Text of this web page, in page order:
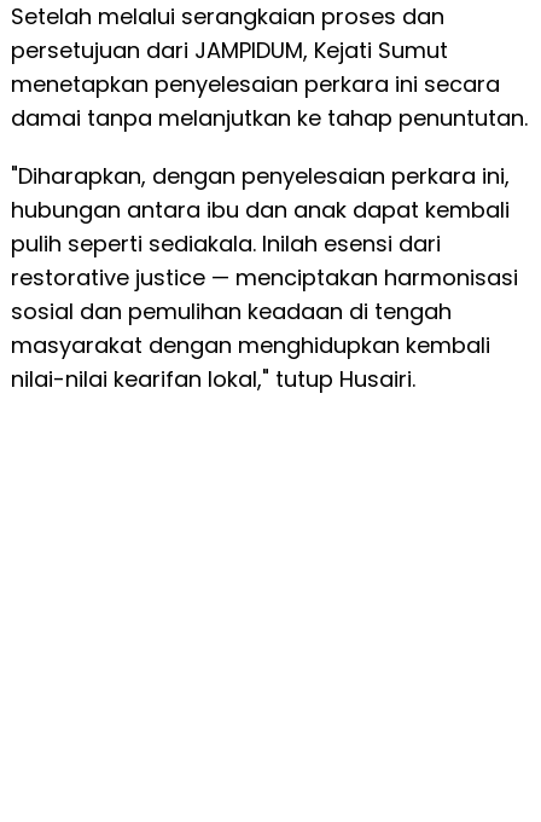
Setelah melalui serangkaian proses dan
persetujuan dari JAMPIDUM, Kejati Sumut
menetapkan penyelesaian perkara ini secara
damai tanpa melanjutkan ke tahap penuntutan.
"Diharapkan, dengan penyelesaian perkara ini,
hubungan antara ibu dan anak dapat kembali
pulih seperti sediakala. Inilah esensi dari
restorative justice — menciptakan harmonisasi
sosial dan pemulihan keadaan di tengah
masyarakat dengan menghidupkan kembali
nilai-nilai kearifan lokal," tutup Husairi.